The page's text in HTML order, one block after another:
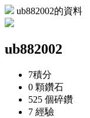
ub882002的資料
ub882002
7積分
0 顆鑽石
525 個碎鑽
7 經驗